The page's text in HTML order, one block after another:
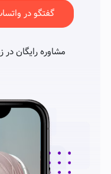
گفتگو در
مشاوره رایگان